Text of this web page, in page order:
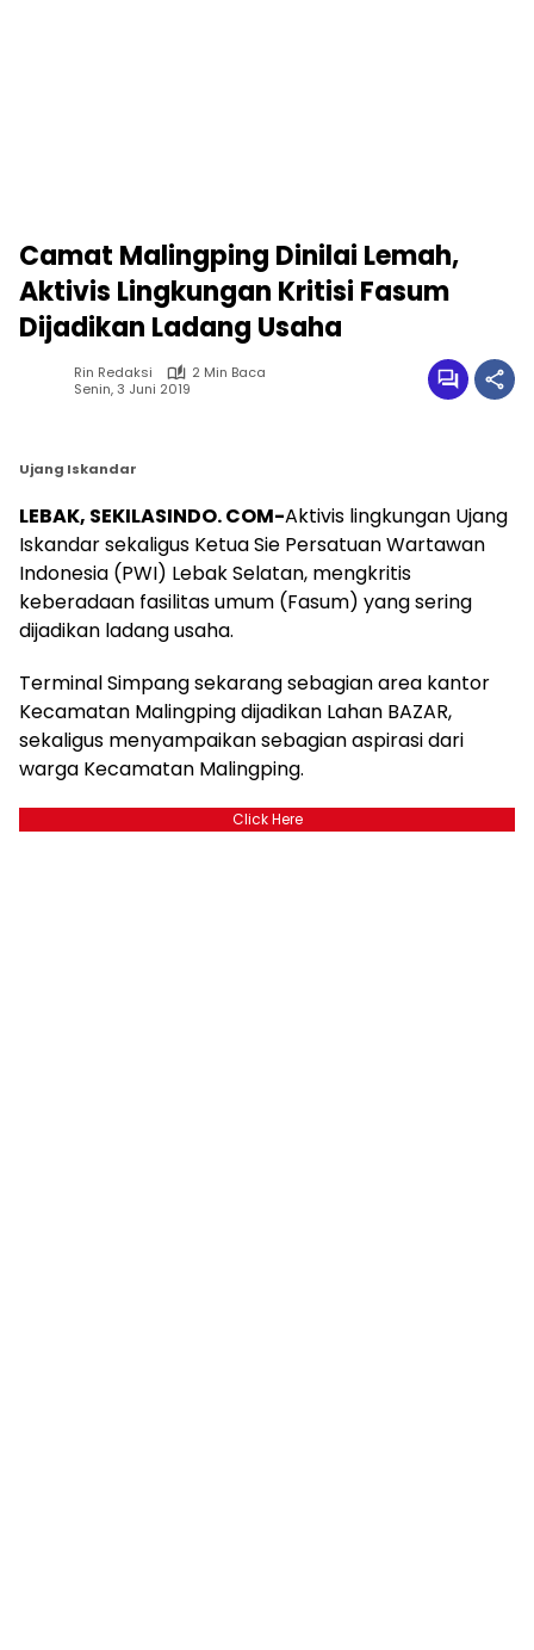
Camat Malingping Dinilai Lemah,
Aktivis Lingkungan Kritisi Fasum
Dijadikan Ladang Usaha
Rin Redaksi
2 Min Baca
Senin, 3 Juni 2019
Ujang Iskandar
LEBAK, SEKILASINDO. COM-Aktivis lingkungan Ujang
Iskandar sekaligus Ketua Sie Persatuan Wartawan
Indonesia (PWI) Lebak Selatan, mengkritis
keberadaan fasilitas umum (Fasum) yang sering
dijadikan ladang usaha.
Terminal Simpang sekarang sebagian area kantor
Kecamatan Malingping dijadikan Lahan BAZAR,
sekaligus menyampaikan sebagian aspirasi dari
warga Kecamatan Malingping.
Click Here